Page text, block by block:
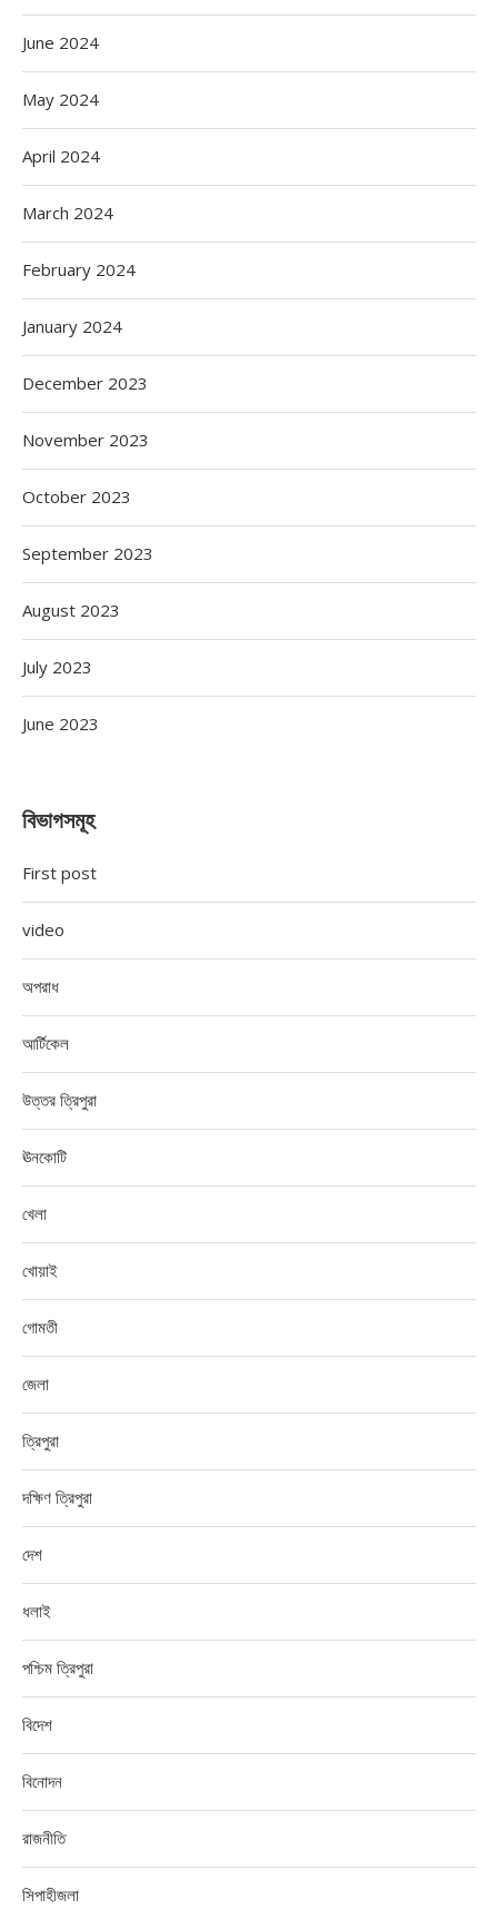
June 2024
May 2024
April 2024
March 2024
February 2024
January 2024
December 2023
November 2023
October 2023
September 2023
August 2023
July 2023
June 2023
বিভাগসমূহ
First post
video
অপরাধ
আর্টিকেল
উত্তর ত্রিপুরা
ঊনকোটি
খেলা
খোয়াই
গোমতী
জেলা
ত্রিপুরা
দক্ষিণ ত্রিপুরা
দেশ
ধলাই
পশ্চিম ত্রিপুরা
বিদেশ
বিনোদন
রাজনীতি
সিপাহীজলা